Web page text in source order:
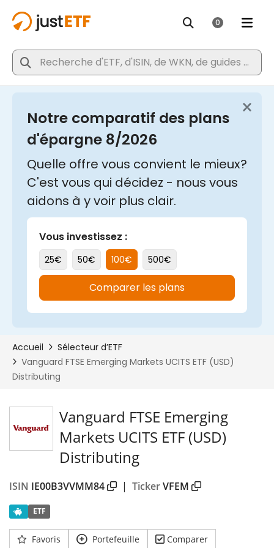
Vanguard FTSE Emerging
Markets UCITS ETF (USD)
Distributing
ISIN IE00B3VVMM84 | TickerVFEM
ETF
Favoris Portefeuille Comparer